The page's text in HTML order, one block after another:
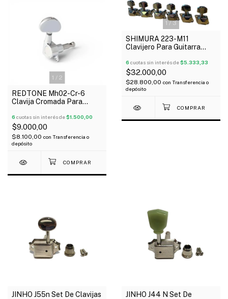
1 / 2
REDTONE Mh02-Cr-6
Clavija Cromada Para
Linea X Unidad
6 cuotas sin interés de$1.500,00
$9.000,00
$8.100,00 con Transferencia o
depósito
1 /3
SHIMURA 223-M11
Clavijero Para Guitarra
Cromado
6 cuotas sin interés de$5.333,33
$32.000,00
$28.800,00 con Transferencia o
depósito
JINHO J55n Set De Clavijas
JINHO J44 N Set De